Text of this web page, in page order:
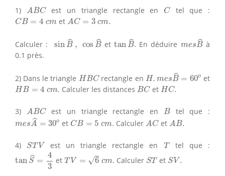
1) ABC
A BC est un triangle rectangle en C
Ctel que :
CB = 4 cm
CB= m et AC = 3 cm.
AC= cm.
Calculer : sin ˆ
B , cos ˆ
B
sin B^ B^
ettan ˆ
B
B^
. En déduire mes ˆ
B
B
à
0.1 près.
2) Dans le triangle HBC
HBC rectangle en H
H, mes ˆ
B = 60o
B 60o
et
HB = 4 cm
HB= m . Calculer les distances BC
BCet HC.
HC.
3) ABC
A BC est un triangle rectangle en B
Btel que :
mes ˆ
A = 30o
m esA^= 30o
et CB = 5 cm
CB= cm . Calculer AC
ACet AB.
A B.
4) ST V
STV est un triangle rectangle en T
Ttel que :
tan ˆ
S =
4
3
tanS^ = 3
et T V = √6 cm
TV= m . Calculer ST
ST et SV .
SV.